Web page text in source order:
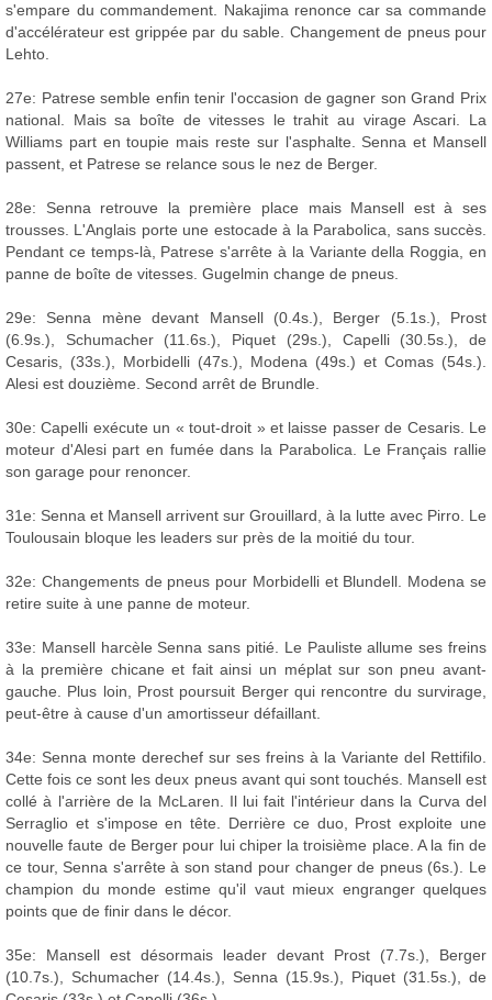
s'empare du commandement. Nakajima renonce car sa commande
d'accélérateur est grippée par du sable. Changement de pneus pour
Lehto.
27e: Patrese semble enfin tenir l'occasion de gagner son Grand Prix
national. Mais sa boîte de vitesses le trahit au virage Ascari. La
Williams part en toupie mais reste sur l'asphalte. Senna et Mansell
passent, et Patrese se relance sous le nez de Berger.
28e: Senna retrouve la première place mais Mansell est à ses
trousses. L'Anglais porte une estocade à la Parabolica, sans succès.
Pendant ce temps-là, Patrese s'arrête à la Variante della Roggia, en
panne de boîte de vitesses. Gugelmin change de pneus.
29e: Senna mène devant Mansell (0.4s.), Berger (5.1s.), Prost
(6.9s.), Schumacher (11.6s.), Piquet (29s.), Capelli (30.5s.), de
Cesaris, (33s.), Morbidelli (47s.), Modena (49s.) et Comas (54s.).
Alesi est douzième. Second arrêt de Brundle.
30e: Capelli exécute un « tout-droit » et laisse passer de Cesaris. Le
moteur d'Alesi part en fumée dans la Parabolica. Le Français rallie
son garage pour renoncer.
31e: Senna et Mansell arrivent sur Grouillard, à la lutte avec Pirro. Le
Toulousain bloque les leaders sur près de la moitié du tour.
32e: Changements de pneus pour Morbidelli et Blundell. Modena se
retire suite à une panne de moteur.
33e: Mansell harcèle Senna sans pitié. Le Pauliste allume ses freins
à la première chicane et fait ainsi un méplat sur son pneu avant-
gauche. Plus loin, Prost poursuit Berger qui rencontre du survirage,
peut-être à cause d'un amortisseur défaillant.
34e: Senna monte derechef sur ses freins à la Variante del Rettifilo.
Cette fois ce sont les deux pneus avant qui sont touchés. Mansell est
collé à l'arrière de la McLaren. Il lui fait l'intérieur dans la Curva del
Serraglio et s'impose en tête. Derrière ce duo, Prost exploite une
nouvelle faute de Berger pour lui chiper la troisième place. A la fin de
ce tour, Senna s'arrête à son stand pour changer de pneus (6s.). Le
champion du monde estime qu'il vaut mieux engranger quelques
points que de finir dans le décor.
35e: Mansell est désormais leader devant Prost (7.7s.), Berger
(10.7s.), Schumacher (14.4s.), Senna (15.9s.), Piquet (31.5s.), de